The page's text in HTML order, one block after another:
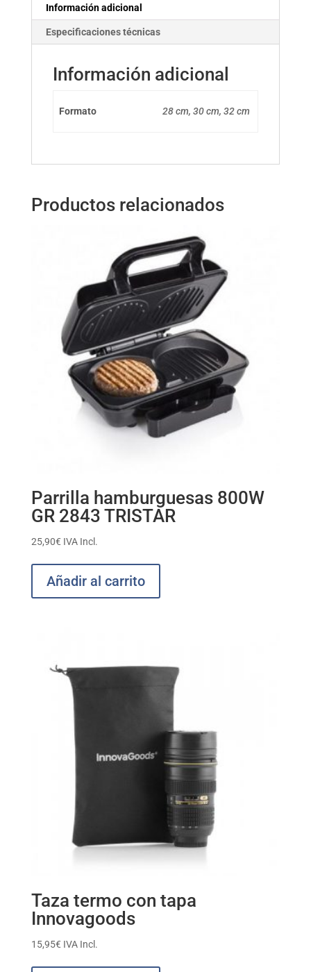
Información adicional
Especificaciones técnicas
Información adicional
Formato 28 cm, 30 cm, 32 cm
Productos relacionados
Parrilla hamburguesas 800W
GR 2843 TRISTAR
25,90€ IVA Incl.
Añadir al carrito
Taza termo con tapa
Innovagoods
15,95€ IVA Incl.